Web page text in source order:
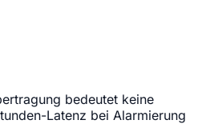
bedeutet keine
Latenz bei Alarmierung